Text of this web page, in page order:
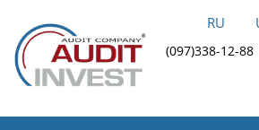
RU
(097)338-12-88